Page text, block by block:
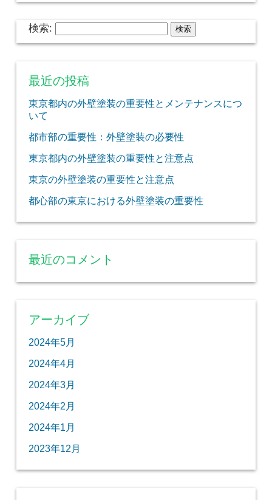
検索:
最近の投稿
東京都内の外壁塗装の重要性とメンテナンスにつ
いて
都市部の重要性：外壁塗装の必要性
東京都内の外壁塗装の重要性と注意点
東京の外壁塗装の重要性と注意点
都心部の東京における外壁塗装の重要性
最近のコメント
アーカイブ
2024年5月
2024年4月
2024年3月
2024年2月
2024年1月
2023年12月